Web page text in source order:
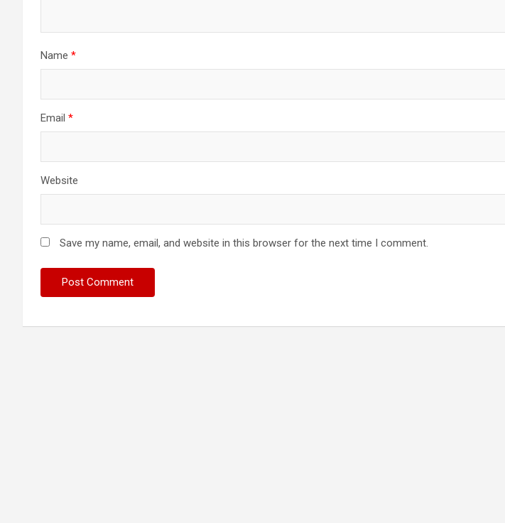
Name *
Email *
Website
Save my name, email, and website in this browser for the next time I comment.